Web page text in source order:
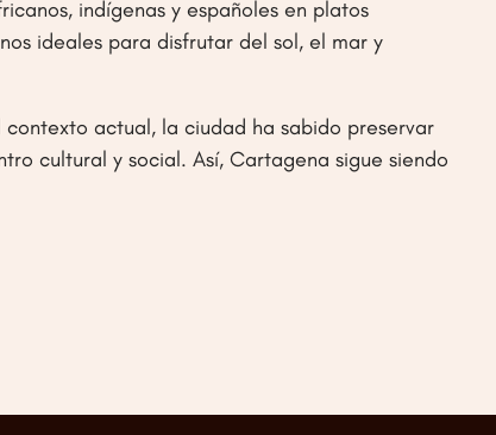
indígenas y españoles en platos
ideales para disfrutar del sol, el mar y
actual, la ciudad ha sabido preservar
cultural y social. Así, Cartagena sigue siendo